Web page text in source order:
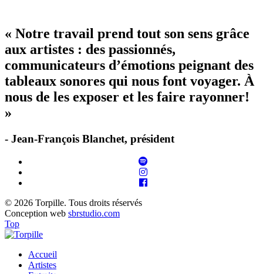
« Notre travail prend tout son sens grâce
aux artistes : des passionnés,
communicateurs d’émotions peignant des
tableaux sonores qui nous font voyager. À
nous de les exposer et les faire rayonner!
»
- Jean-François Blanchet, président
© 2026 Torpille. Tous droits réservés
Conception web sbrstudio.com
Top
Accueil
Artistes